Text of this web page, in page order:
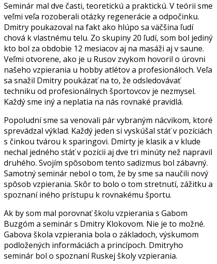
Seminár mal dve časti, teoretickú a praktickú. V teórii sme
veľmi veľa rozoberali otázky regenerácie a odpočinku.
Dmitry poukazoval na fakt ako hlúpo sa väčšina ľudí
chová k vlastnému telu. Zo skupiny 20 ľudí, som bol jediný
kto bol za obdobie 12 mesiacov aj na masáži aj v saune.
Veľmi otvorene, ako je u Rusov zvykom hovoril o úrovni
našeho vzpierania u hobby atlétov a profesionáloch. Veľa
sa snažil Dmitry poukázať na to, že odsledovávať
techniku od profesionálnych športovcov je nezmysel.
Každý sme iný a neplatia na nás rovnaké pravidlá.
Popoludní sme sa venovali pár vybraným nácvikom, ktoré
sprevádzal výklad. Každý jeden si vyskúšal stáť v pozíciách
s činkou tvárou k sparingovi. Dmirty je klasik a v klude
nechal jedného stáť v pozícii aj dve tri minúty než napravil
druhého. Svojím spôsobom tento sadizmus bol zábavný.
Samotný seminár nebol o tom, že by sme sa naučili nový
spôsob vzpierania. Skôr to bolo o tom stretnutí, zážitku a
spoznaní iného prístupu k rovnakému športu.
Ak by som mal porovnať školu vzpierania s Gabom
Buzgóm a seminár s Dmitry Klokovom. Nie je to možné.
Gabova škola vzpierania bola o základoch, výskumom
podložených informáciách a princípoch. Dmitryho
seminár bol o spoznaní Ruskej školy vzpierania.